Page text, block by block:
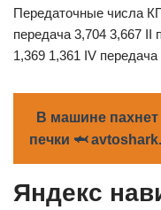
Передаточные числа
передача 3,704 3,667 II
1,369 1,361 IV
В машине
печки 🦈
Яндекс